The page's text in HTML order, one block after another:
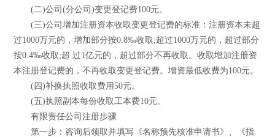
(二)公司(分公司)变更登记费100元。
(三)公司增加注册资本收取变更登记费的标准：注册资本未超
过1000万元的，增加部分按0.8‰收取;超过1000万元的，超过部分
按0.4‰收取;超 过1亿元的，超过部分不再收取。收取增加注册资
本注册登记费的，不再收取变更登记费。增资最低收费为100元。
(四)补换执照收取费用50元。
(五)执照副本每份收取工本费10元。
有限责任公司注册步骤
第一步：咨询后领取并填写《名称预先核准申请书》、《指